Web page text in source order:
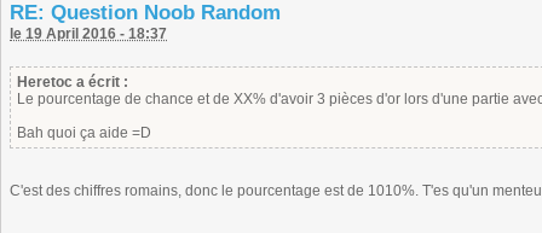
RE: Question Noob Random
le 19 April 2016 - 18:37
Heretoc a écrit :
Le pourcentage de chance et de XX% d'avoir 3 pièces d'or lors d'une partie
Bah quoi ça aide =D
C'est des chiffres romains, donc le pourcentage est de 1010%. T'es qu'un